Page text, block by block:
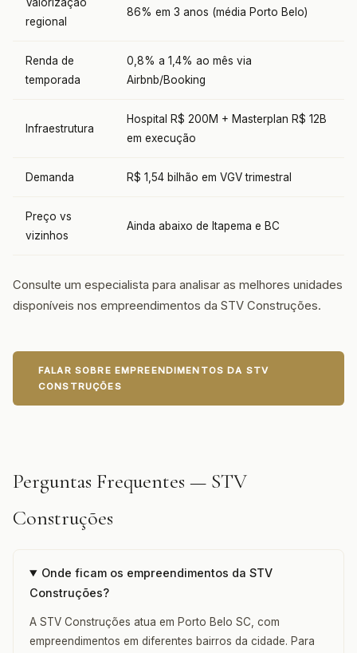
regional
86% em 3 anos (média Porto Belo)
Renda de
temporada
0,8% a 1,4% ao mês via
Airbnb/Booking
Infraestrutura
Hospital R$ 200M + Masterplan R$ 12B
em execução
Demanda R$ 1,54 bilhão em VGV trimestral
Preço vs
vizinhos
Ainda abaixo de Itapema e BC
Consulte um especialista para analisar as melhores unidades
disponíveis nos empreendimentos da STV Construções.
FALAR SOBRE EMPREENDIMENTOS DA STV
CONSTRUÇÕES
Perguntas Frequentes — STV
Construções
Onde ficam os empreendimentos da STV
Construções?
A STV Construções atua em Porto Belo SC, com
empreendimentos em diferentes bairros da cidade. Para